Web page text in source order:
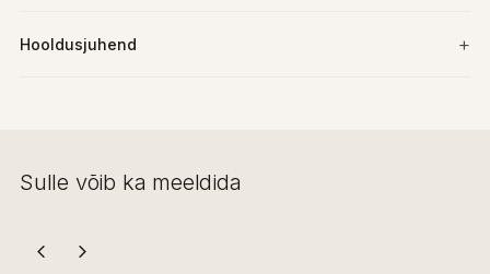
Hooldusjuhend
Sulle võib ka meeldida